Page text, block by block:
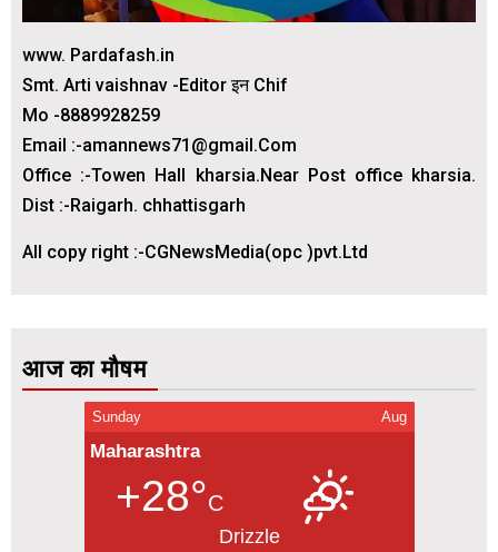
www. Pardafash.in
Smt. Arti vaishnav -Editor इन Chif
Mo -8889928259
Email :-amannews71@gmail.Com
Office :-Towen Hall kharsia.Near Post office kharsia.
Dist :-Raigarh. chhattisgarh
All copy right :-CGNewsMedia(opc )pvt.Ltd
आज का मौषम
Sunday Aug
Maharashtra
+28°C
Drizzle